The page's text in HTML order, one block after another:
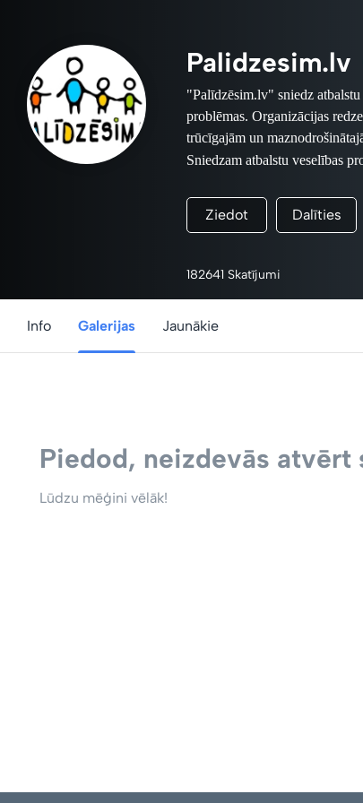
Palidzesim.lv
"Palīdzēsim.lv" sniedz
problēmas. Organizācijas
trūcīgajām un
Sniedzam atbalstu veselības
fotogrāfu ziedojumus -
Par iegādāto suvenīru
Foto projektā piedalās
Terentjevs, Jānis
Vaivode, Kaspars Krafts,
Ziedot Dalīties
182641 Skatījumi
Info Galerijas Jaunākie
Piedod, neizdevās atvērt
Lūdzu mēģini vēlāk!